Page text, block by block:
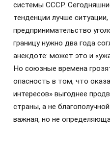
системы СССР.
тенденции лучше ситуации,
предпринимательство
границу нужно два года
анекдоте: может это и
Но союзные времена
опасность в том, что
интересов» выгоднее
страны, а не
важная, но не